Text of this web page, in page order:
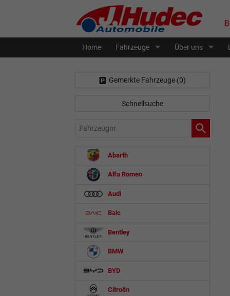
Home Fahrzeuge Über uns
Gemerkte Fahrzeuge (0)
Schnellsuche
Fahrzeugnr.
Abarth
Alfa Romeo
Audi
Baic
Bentley
BMW
BYD
Citroën